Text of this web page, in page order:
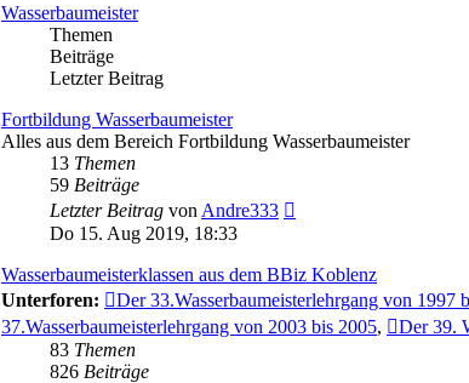
Wasserbaumeister
Themen
Beiträge
Letzter Beitrag
Fortbildung Wasserbaumeister
Alles aus dem Bereich Fortbildung Wasserbaumeister
13 Themen
59 Beiträge
Letzter Beitrag von Andre333
Do 15. Aug 2019, 18:33
Wasserbaumeisterklassen aus dem BBiz Koblenz
Unterforen:
Der 33.Wasserbaumeisterlehrgang von 1997
37.Wasserbaumeisterlehrgang von 2003 bis 2005,
Der 39.
83 Themen
826 Beiträge